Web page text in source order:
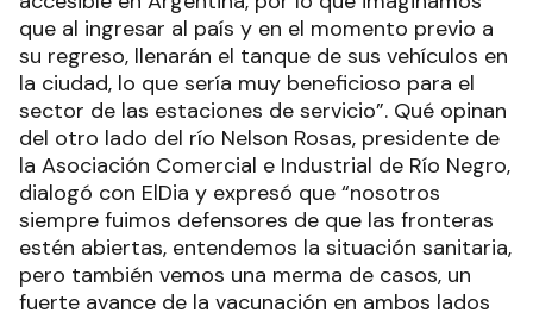
que al ingresar al país y en el momento previo a
su regreso, llenarán el tanque de sus vehículos en
la ciudad, lo que sería muy beneficioso para el
sector de las estaciones de servicio”. Qué opinan
del otro lado del río Nelson Rosas, presidente de
la Asociación Comercial e Industrial de Río Negro,
dialogó con ElDia y expresó que “nosotros
siempre fuimos defensores de que las fronteras
estén abiertas, entendemos la situación sanitaria,
pero también vemos una merma de casos, un
fuerte avance de la vacunación en ambos lados